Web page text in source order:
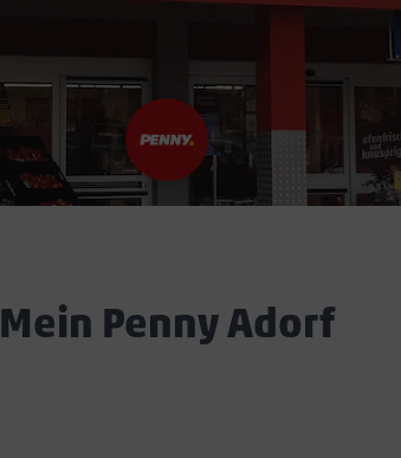
Mein Penny Adorf